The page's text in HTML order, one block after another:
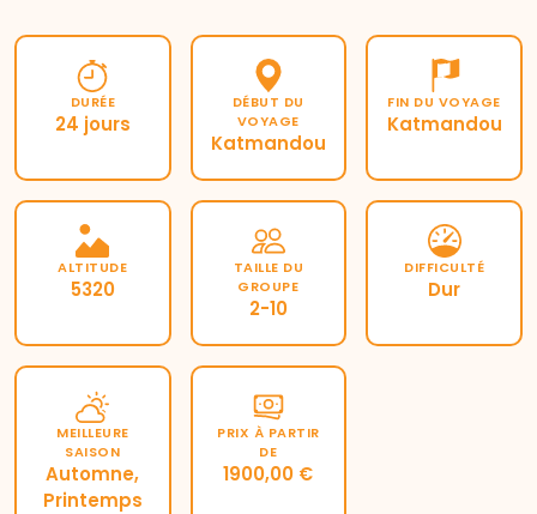
DURÉE
24 jours
DÉBUT DU
VOYAGE
Katmandou
FIN DU VOYAGE
Katmandou
ALTITUDE
5320
TAILLE DU
GROUPE
2-10
DIFFICULTÉ
Dur
MEILLEURE
SAISON
Automne,
Printemps
PRIX ​​À PARTIR
DE
1900,00 €